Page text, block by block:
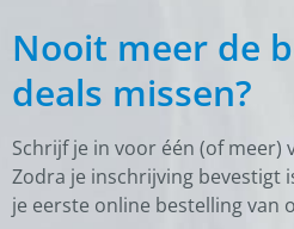
Nooit meer de
deals missen?
Schrijf je in voor één (of meer)
Zodra je inschrijving bevestigt
je eerste online bestelling van